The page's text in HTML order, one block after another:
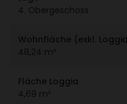
4. Ober­ge­schoss
Wohn­fläche (exkl.
48,24 m²
Fläche Loggia
4,69 m²